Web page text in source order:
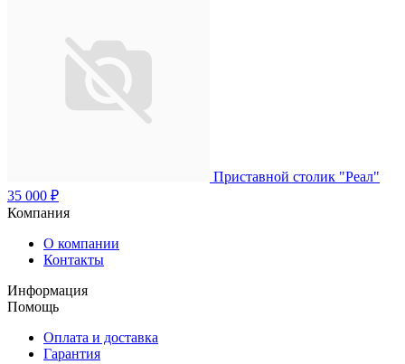
Приставной столик "Реал"
35 000 ₽
Компания
О компании
Контакты
Информация
Помощь
Оплата и доставка
Гарантия